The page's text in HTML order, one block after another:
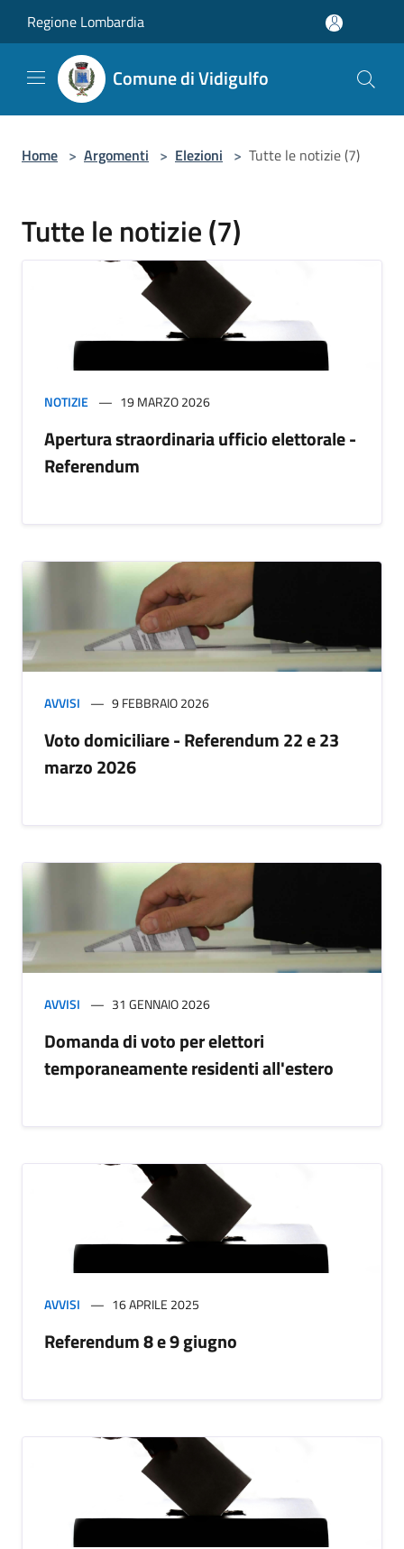
Regione Lombardia
Comune di Vidigulfo
Home > Argomenti > Elezioni > Tutte le notizie (7)
Tutte le notizie (7)
NOTIZIE 19 MARZO 2026
Apertura straordinaria ufficio elettorale -
Referendum
AVVISI 9 FEBBRAIO 2026
Voto domiciliare - Referendum 22 e 23
marzo 2026
AVVISI 31 GENNAIO 2026
Domanda di voto per elettori
temporaneamente residenti all'estero
AVVISI 16 APRILE 2025
Referendum 8 e 9 giugno